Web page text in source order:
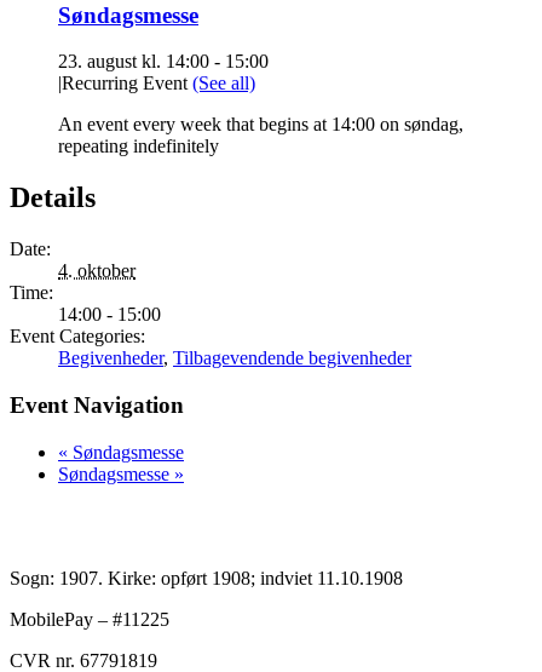
Søndagsmesse
23. august kl. 14:00 - 15:00
Recurring Event(See all)
An event every week that begins at 14:00 on søndag,
repeating indefinitely
Details
Date:
4. oktober
Time:
14:00 - 15:00
Event Categories:
Begivenheder, Tilbagevendende begivenheder
Event Navigation
« Søndagsmesse
Søndagsmesse »
Sogn: 1907. Kirke: opført 1908; indviet 11.10.1908
MobilePay – #11225
CVR nr. 67791819